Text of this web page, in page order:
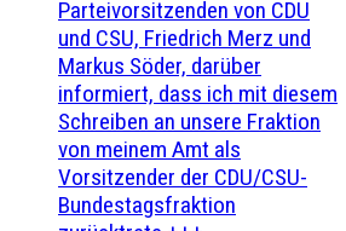
Parteivorsitzenden von CDU
und CSU, Friedrich Merz und
Markus Söder, darüber
informiert, dass ich mit diesem
Schreiben an unsere Fraktion
von meinem Amt als
Vorsitzender der CDU/CSU-
Bundestagsfraktion